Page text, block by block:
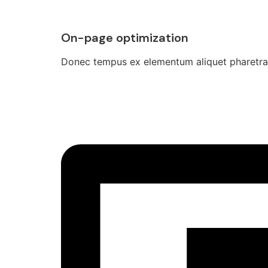
On-page optimization
Donec tempus ex elementum aliquet